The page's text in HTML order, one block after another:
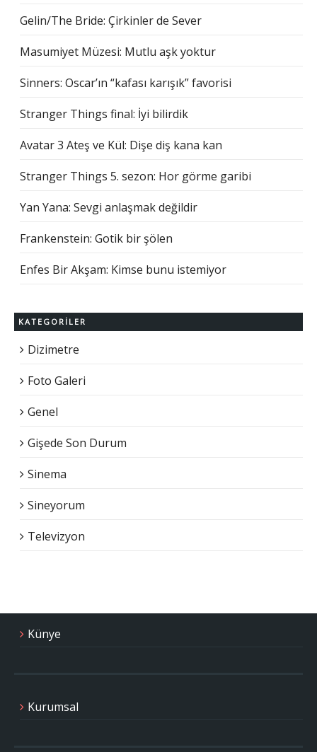
Gelin/The Bride: Çirkinler de Sever
Masumiyet Müzesi: Mutlu aşk yoktur
Sinners: Oscar’ın “kafası karışık” favorisi
Stranger Things final: İyi bilirdik
Avatar 3 Ateş ve Kül: Dişe diş kana kan
Stranger Things 5. sezon: Hor görme garibi
Yan Yana: Sevgi anlaşmak değildir
Frankenstein: Gotik bir şölen
Enfes Bir Akşam: Kimse bunu istemiyor
KATEGORILER
Dizimetre
Foto Galeri
Genel
Gişede Son Durum
Sinema
Sineyorum
Televizyon
Künye
Kurumsal